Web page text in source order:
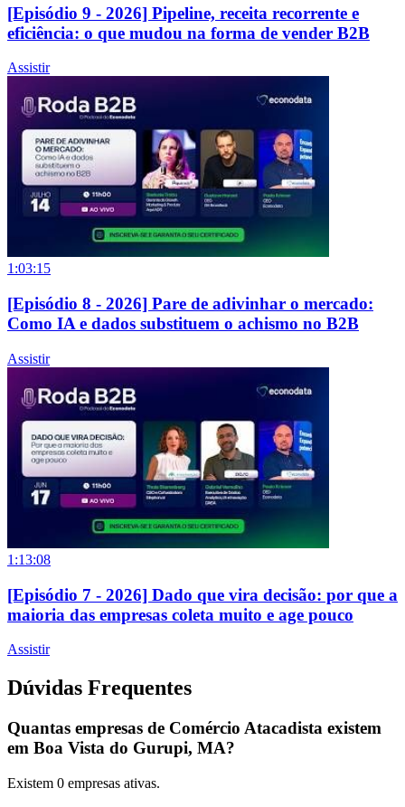
[Episódio 9 - 2026] Pipeline, receita recorrente e
eficiência: o que mudou na forma de vender B2B
Assistir
1:03:15
[Episódio 8 - 2026] Pare de adivinhar o mercado:
Como IA e dados substituem o achismo no B2B
Assistir
1:13:08
[Episódio 7 - 2026] Dado que vira decisão: por que a
maioria das empresas coleta muito e age pouco
Assistir
Dúvidas Frequentes
Quantas empresas de Comércio Atacadista existem
em Boa Vista do Gurupi, MA?
Existem 0 empresas ativas.